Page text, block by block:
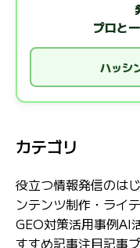
プロと
ハッシ
カテゴリ
役立つ情報発信のは
ンテンツ制作・ライ
GEO対策活用事例AI
すすめ記事注目記事